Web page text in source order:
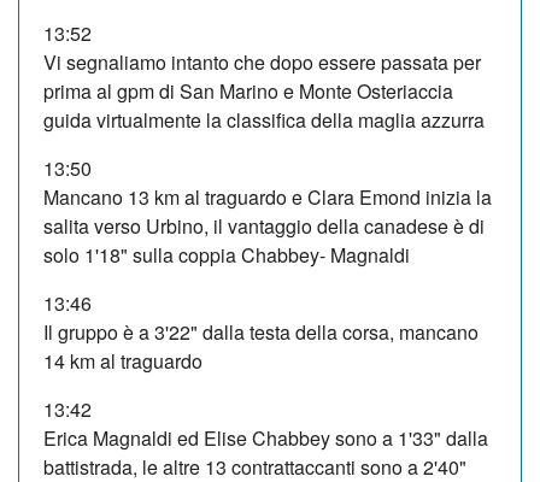
13:52
Vi segnaliamo intanto che dopo essere passata per
prima al gpm di San Marino e Monte Osteriaccia
guida virtualmente la classifica della maglia azzurra
13:50
Mancano 13 km al traguardo e Clara Emond inizia la
salita verso Urbino, il vantaggio della canadese è di
solo 1'18" sulla coppia Chabbey- Magnaldi
13:46
Il gruppo è a 3'22" dalla testa della corsa, mancano
14 km al traguardo
13:42
Erica Magnaldi ed Elise Chabbey sono a 1'33" dalla
battistrada, le altre 13 contrattaccanti sono a 2'40"